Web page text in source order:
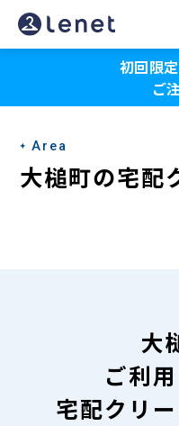
大
槌
の
宅
配
初回限
ご
Area
大槌町の宅配
大
ご利
宅配クリ